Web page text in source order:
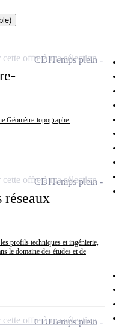
Géomètre-topographe.
CDITemps plein
offre à ma sélection
réseaux
profils techniques et ingénierie,
le domaine des études et de
CDITemps plein
offre à ma sélection
CDITemps plein
offre à ma sélection